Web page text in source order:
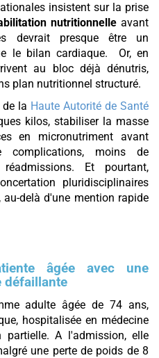
insistent sur la prise
nutritionnelleavant
devrait presque être un
le bilan cardiaque. Or, en
au bloc déjà dénutris,
plan nutritionnel structuré.
de la Haute Autorité de Santé
kilos, stabiliser la masse
en micronutriment avant
complications, moins de
Et pourtant,
pluridisciplinaires
delà d'une mention rapide
âgée avec une
défaillante
adulte âgée de 74 ans,
hospitalisée en médecine
partielle. A l'admission, elle
une perte de poids de 8